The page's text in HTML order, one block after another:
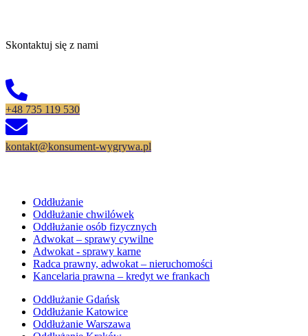
Skontaktuj się z nami
+48 735 119 530
kontakt@konsument-wygrywa.pl
Oddłużanie
Oddłużanie chwilówek
Oddłużanie osób fizycznych
Adwokat – sprawy cywilne
Adwokat - sprawy karne
Radca prawny, adwokat – nieruchomości
Kancelaria prawna – kredyt we frankach
Oddłużanie Gdańsk
Oddłużanie Katowice
Oddłużanie Warszawa